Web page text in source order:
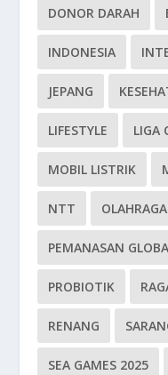
DONOR DARAH
INDONESIA
JEPANG
LIFESTYLE LIGA
MOBIL LISTRIK
NTT
PEMANASAN
PROBIOTIK
RENANG
SEA GAMES 2025